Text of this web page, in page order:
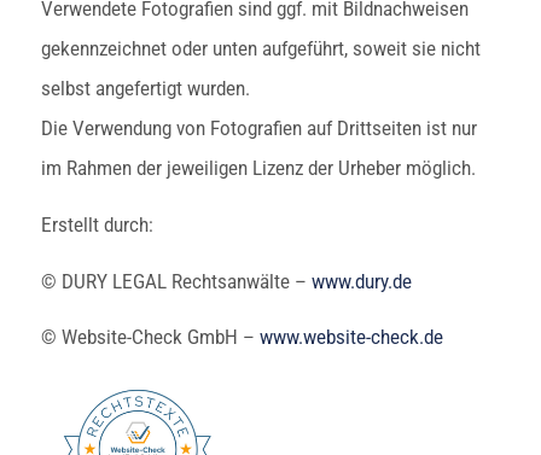
Verwendete Fotografien sind ggf. mit Bildnachweisen
gekennzeichnet oder unten aufgeführt, soweit sie nicht
selbst angefertigt wurden.
Die Verwendung von Fotografien auf Drittseiten ist nur
im Rahmen der jeweiligen Lizenz der Urheber möglich.
Erstellt durch:
© DURY LEGAL Rechtsanwälte – www.dury.de
© Website-Check GmbH – www.website-check.de